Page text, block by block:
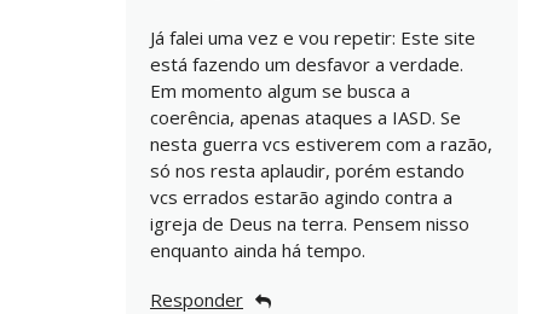
Já falei uma vez e vou repetir: Este site
está fazendo um desfavor a verdade.
Em momento algum se busca a
coerência, apenas ataques a IASD. Se
nesta guerra vcs estiverem com a razão,
só nos resta aplaudir, porém estando
vcs errados estarão agindo contra a
igreja de Deus na terra. Pensem nisso
enquanto ainda há tempo.
Responder